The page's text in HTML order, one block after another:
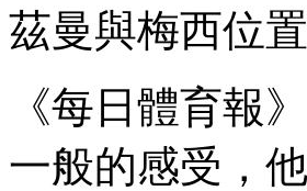
茲曼與梅西位置
《每日體育報
一般的感受 